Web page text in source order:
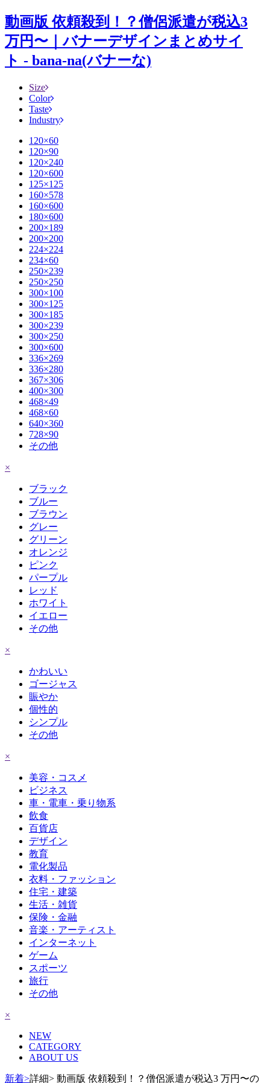
動画版 依頼殺到！？僧侶派遣が税込3
万円〜｜バナーデザインまとめサイ
ト - bana-na(バナーな)
Size
Color
Taste
Industry
120×60
120×90
120×240
120×600
125×125
160×578
160×600
180×600
200×189
200×200
224×224
234×60
250×239
250×250
300×100
300×125
300×185
300×239
300×250
300×600
336×269
336×280
367×306
400×300
468×49
468×60
640×360
728×90
その他
×
ブラック
ブルー
ブラウン
グレー
グリーン
オレンジ
ピンク
パープル
レッド
ホワイト
イエロー
その他
×
かわいい
ゴージャス
賑やか
個性的
シンプル
その他
×
美容・コスメ
ビジネス
車・電車・乗り物系
飲食
百貨店
デザイン
教育
電化製品
衣料・ファッション
住宅・建築
生活・雑貨
保険・金融
音楽・アーティスト
インターネット
ゲーム
スポーツ
旅行
その他
×
NEW
CATEGORY
ABOUT US
新着>詳細> 動画版 依頼殺到！？僧侶派遣が税込3 万円〜の